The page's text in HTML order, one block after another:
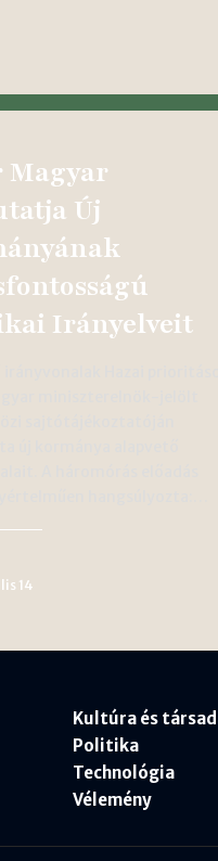
Magyar
Új
Irányelveit
14
Kultúra és
Politika
Technológia
Vélemény